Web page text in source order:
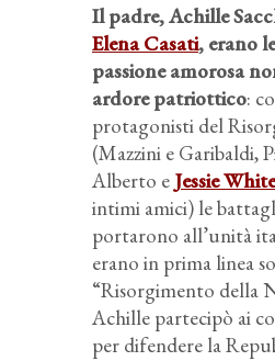
Il padre, Achille
Elena Casati, erano
passione amorosa
ardore patriottico:
protagonisti del
(Mazzini e Garibaldi,
Alberto e Jessie
intimi amici) le
portarono all’unità
erano in prima linea
“Risorgimento della
Achille partecipò ai
per difendere la